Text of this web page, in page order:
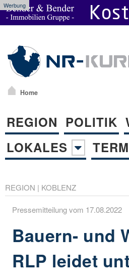
Werbung
Home
REGION POLITIK
LOKALES
REGION | KOBLENZ
Pressemitteilung vom
Bauern- und
RLP leidet